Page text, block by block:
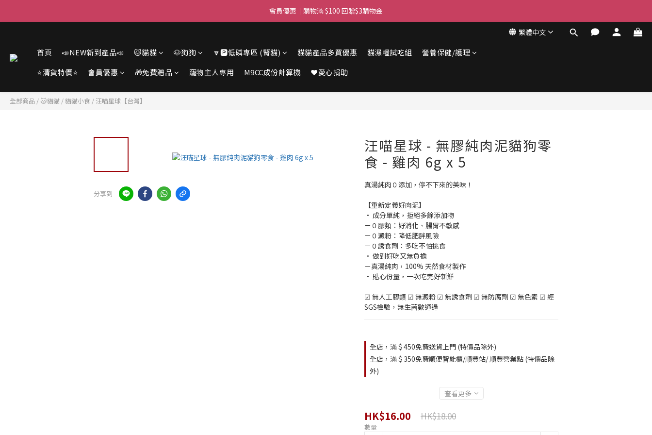
滿$450免費送貨上門 I 滿$350免運 順豐自取
會員優惠｜購物滿 $100 回贈$3購物金
繁體中文
首頁 📣NEW新到產品📣 🐱貓貓 🐶狗狗 🔽🅿️低磷專區 (腎貓) 貓貓產品多買優惠 貓濕糧試吃組
營養保健/護理
⭐清貨特價⭐
會員優惠 🎁免費贈品 寵物主人專用 M9CC成份計算機 ❤️愛心捐助
全部商品 / 🐱貓貓 /貓貓小食 / 汪喵星球【台灣】
分享到
汪喵星球 - 無膠純肉泥貓狗零
食 - 雞肉 6g x 5
真湯純肉０添加，停不下來的美味！
【重新定義好肉泥】
• 成分單純，拒絕多餘添加物
－０膠類：好消化、腸胃不敏感
－０澱粉：降低肥胖風險
－０誘食劑：多吃不怕挑食
• 做到好吃又無負擔
－真湯純肉，100% 天然食材製作
• 貼心份量，一次吃完好新鮮
☑ 無人工膠類 ☑ 無澱粉 ☑ 無誘食劑 ☑ 無防腐劑 ☑ 無色素 ☑ 經
SGS檢驗，無生菌數通過
全店，滿＄450免費送貨上門 (特價品除外)
全店，滿＄350免費順便智能櫃/順豐站/ 順豐營業點 (特價品除
外)
查看更多
HK$16.00 HK$18.00
數量